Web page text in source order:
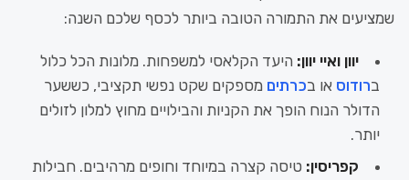
שמציעים את התמורה הטובה ביותר לכסף שלכם השנה:
יוון ואיי יוון: היעד הקלאסי למשפחות. מלונות הכל כלול
ברודוס או בכרתים מספקים שקט נפשי תקציבי, כששער
הדולר הנוח הופך את הקניות והבילויים מחוץ למלון לזולים
יותר.
קפריסין: טיסה קצרה במיוחד וחופים מרהיבים. חבילות